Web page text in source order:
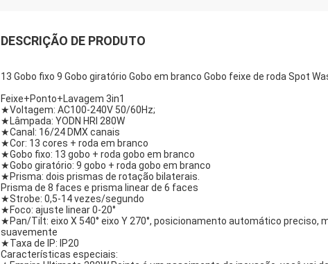
DESCRIÇÃO DE PRODUTO
13 Gobo fixo 9 Gobo giratório Gobo em branco Gobo feixe de roda Spot
Feixe+Ponto+Lavagem 3in1
★Voltagem: AC100-240V 50/60Hz;
★ Lâmpada: YODN HRI 280W
★Canal: 16/24 DMX canais
★Cor: 13 cores + roda em branco
★Gobo fixo: 13 gobo + roda gobo em branco
★Gobo giratório: 9 gobo + roda gobo em branco
★ Prisma: dois prismas de rotação bilaterais.
Prisma de 8 faces e prisma linear de 6 faces
★Strobe: 0,5-14 vezes/segundo
★ Foco: ajuste linear 0-20°
★ Pan/Tilt: eixo X 540° eixo Y 270°, posicionamento automático
suavemente
★Taxa de IP: IP20
Características especiais: